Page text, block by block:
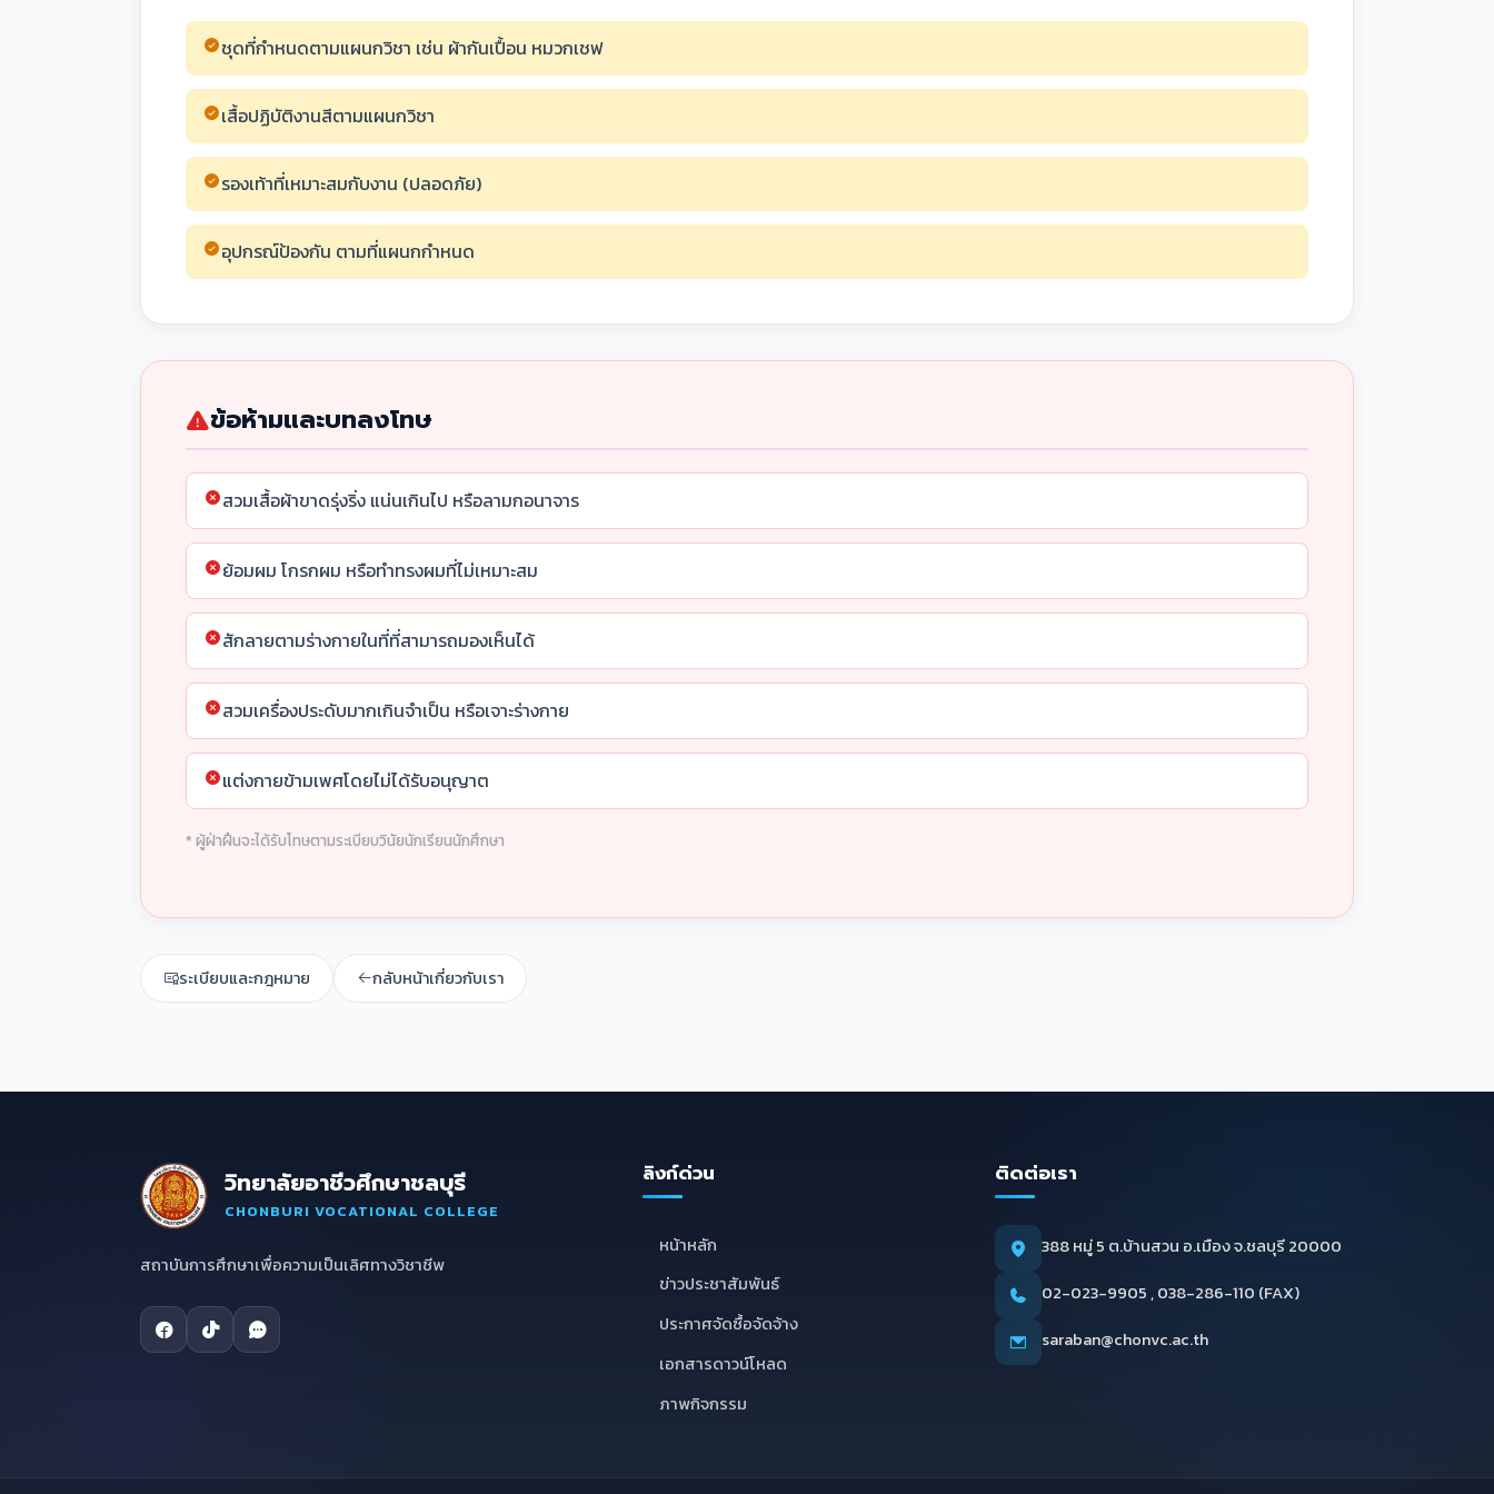
ชุดที่กำหนดตามแผนกวิชา เช่น ผ้ากันเปื้อน หมวกเชฟ
เสื้อปฏิบัติงานสีตามแผนกวิชา
รองเท้าที่เหมาะสมกับงาน (ปลอดภัย)
อุปกรณ์ป้องกัน ตามที่แผนกกำหนด
ข้อห้ามและบทลงโทษ
สวมเสื้อผ้าขาดรุ่งริ่ง แน่นเกินไป หรือลามกอนาจาร
ย้อมผม โกรกผม หรือทำทรงผมที่ไม่เหมาะสม
สักลายตามร่างกายในที่ที่สามารถมองเห็นได้
สวมเครื่องประดับมากเกินจำเป็น หรือเจาะร่างกาย
แต่งกายข้ามเพศโดยไม่ได้รับอนุญาต
* ผู้ฝ่าฝืนจะได้รับโทษตามระเบียบวินัยนักเรียนนักศึกษา
ระเบียบและกฎหมาย กลับหน้าเกี่ยวกับเรา
วิทยาลัยอาชีวศึกษาชลบุรี
CHONBURI VOCATIONAL COLLEGE
สถาบันการศึกษาเพื่อความเป็นเลิศทางวิชาชีพ
ลิงก์ด่วน
หน้าหลัก
ข่าวประชาสัมพันธ์
ประกาศจัดซื้อจัดจ้าง
เอกสารดาวน์โหลด
ภาพกิจกรรม
ติดต่อเรา
388 หมู่ 5 ต.บ้านสวน อ.เมือง จ.ชลบุรี 20000
02-023-9905 , 038-286-110 (FAX)
saraban@chonvc.ac.th